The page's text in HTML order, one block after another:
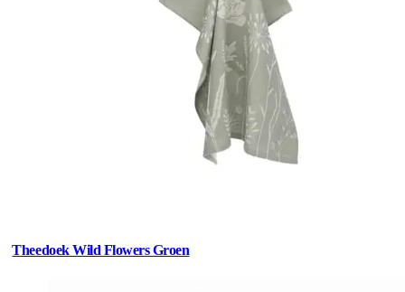
Theedoek Wild Flowers Groen